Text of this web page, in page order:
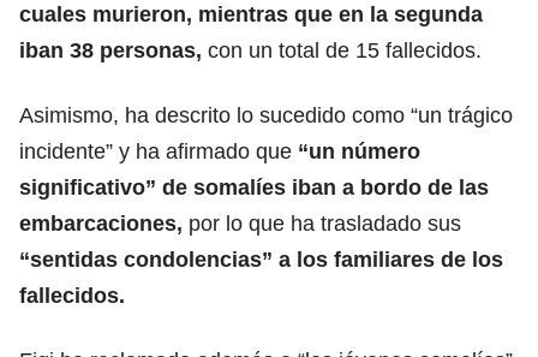
cuales murieron, mientras que en la segunda
iban 38 personas, con un total de 15 fallecidos.
Asimismo, ha descrito lo sucedido como “un trágico
incidente” y ha afirmado que “un número
significativo” de somalíes iban a bordo de las
embarcaciones, por lo que ha trasladado sus
“sentidas condolencias” a los familiares de los
fallecidos.